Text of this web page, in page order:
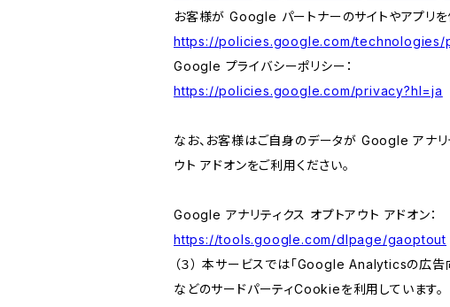
お客様が Google パートナーのサイトやアプリ
https://policies.google.com/technologies/
Google プライバシーポリシー：
https://policies.google.com/privacy?hl=ja
なお、お客様はご自身のデータが Google アナ
ウト アドオンをご利用ください。
Google アナリティクス オプトアウト アドオン：
https://tools.google.com/dlpage/gaoptout
（３） 本サービスでは「Google Analyticsの広
などのサードパーティCookieを利用しています。